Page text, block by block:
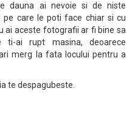
dauna ai nevoie si de niste
care le poti face chiar si cu
ai aceste fotografii ar fi bine sa
ai rupt masina, deoarece
merg la fata locului pentru a
te despagubeste.